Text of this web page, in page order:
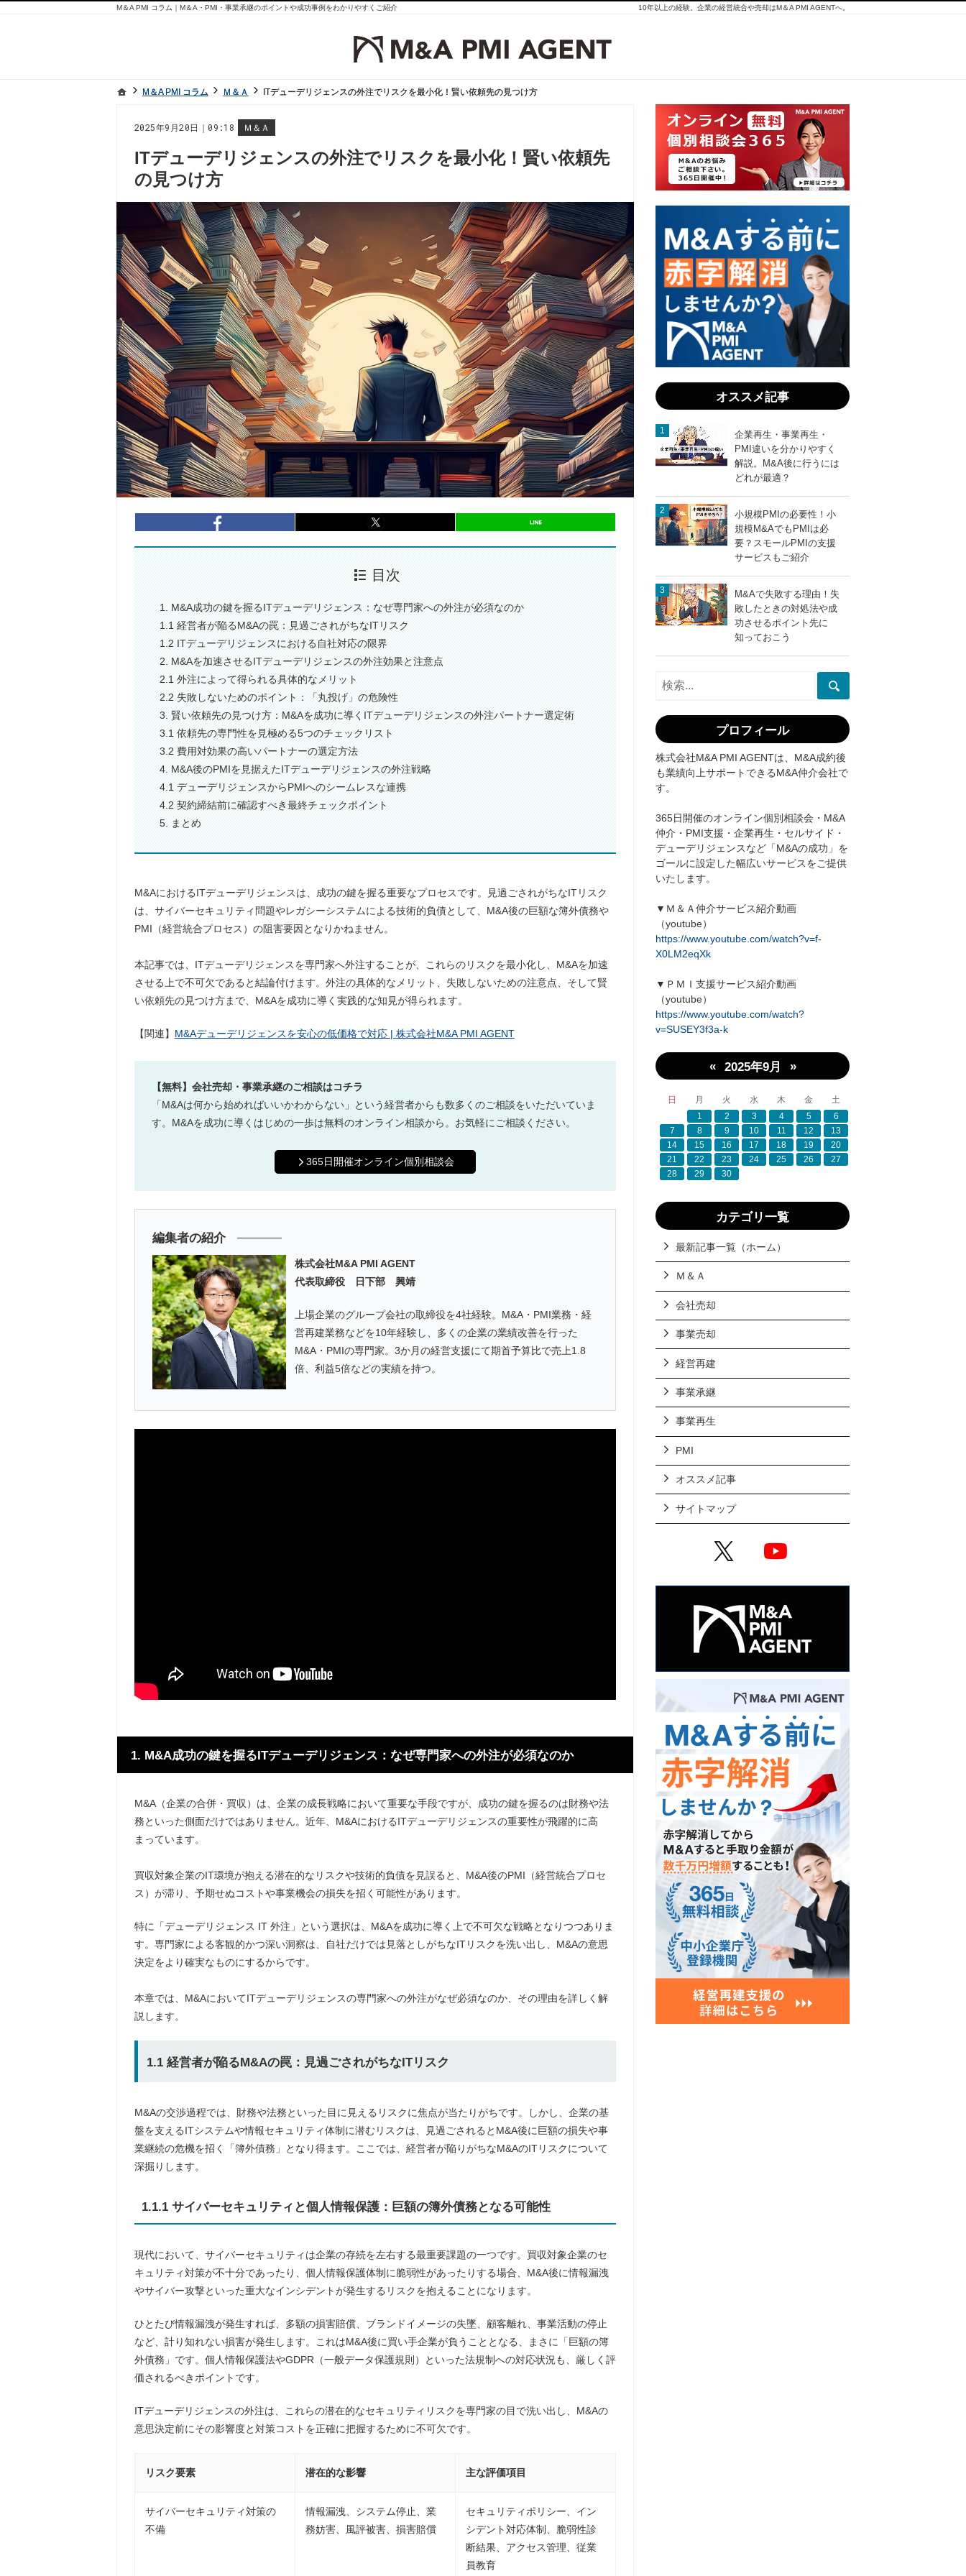
ホームM＆A PMI コラム Ｍ＆Ａ ITデューデリジェンスの外注でリスクを最小化！賢い依頼先の見つけ方
2025年9月20日｜09:18 Ｍ＆Ａ
ITデューデリジェンスの外注でリスクを最小化！賢い依頼先
の見つけ方
10年以上の経験。企業の経営統合や売却はM＆A PMI AGENTへ。
M＆A PMI コラム｜M＆A・PMI・事業承継のポイントや成功事例をわかりやすくご紹介
ITデ
ュー
デリ
ジェ
ンス
の外
注で
最小
賢い
依頼
見つ
け方
entry731シェア シェア entry731LINEで送る
目次
1. M&A成功の鍵を握るITデューデリジェンス：なぜ専門家への外注が必須なのか
1.1 経営者が陥るM&Aの罠：見過ごされがちなITリスク
1.2 ITデューデリジェンスにおける自社対応の限界
2. M&Aを加速させるITデューデリジェンスの外注効果と注意点
2.1 外注によって得られる具体的なメリット
2.2 失敗しないためのポイント：「丸投げ」の危険性
3. 賢い依頼先の見つけ方：M&Aを成功に導くITデューデリジェンスの外注パートナー選定術
3.1 依頼先の専門性を見極める5つのチェックリスト
3.2 費用対効果の高いパートナーの選定方法
4. M&A後のPMIを見据えたITデューデリジェンスの外注戦略
4.1 デューデリジェンスからPMIへのシームレスな連携
4.2 契約締結前に確認すべき最終チェックポイント
5. まとめ
M&AにおけるITデューデリジェンスは、成功の鍵を握る重要なプロセスです。見過ごされがちなITリスク
は、サイバーセキュリティ問題やレガシーシステムによる技術的負債として、M&A後の巨額な簿外債務や
PMI（経営統合プロセス）の阻害要因となりかねません。
本記事では、ITデューデリジェンスを専門家へ外注することが、これらのリスクを最小化し、M&Aを加速
させる上で不可欠であると結論付けます。外注の具体的なメリット、失敗しないための注意点、そして賢
い依頼先の見つけ方まで、M&Aを成功に導く実践的な知見が得られます。
【関連】 M&Aデューデリジェンスを安心の低価格で対応 | 株式会社M&A PMI AGENT
【無料】会社売却・事業承継のご相談はコチラ
「M&Aは何から始めればいいかわからない」という経営者からも数多くのご相談をいただいていま
す。M&Aを成功に導くはじめの一歩は無料のオンライン相談から。お気軽にご相談ください。
365日開催オンライン個別相談会
編集者の紹介
株式会社M&A PMI AGENT
代表取締役 日下部 興靖
上場企業のグループ会社の取締役を4社経験。M&A・PMI業務・経
営再建業務などを10年経験し、多くの企業の業績改善を行った
M&A・PMIの専門家。3か月の経営支援にて期首予算比で売上1.8
倍、利益5倍などの実績を持つ。
1. M&A成功の鍵を握るITデューデリジェンス：なぜ専門家への外注が必須なのか
M&A（企業の合併・買収）は、企業の成長戦略において重要な手段ですが、成功の鍵を握るのは財務や法
務といった側面だけではありません。近年、M&AにおけるITデューデリジェンスの重要性が飛躍的に高
まっています。
買収対象企業のIT環境が抱える潜在的なリスクや技術的負債を見誤ると、M&A後のPMI（経営統合プロセ
ス）が滞り、予期せぬコストや事業機会の損失を招く可能性があります。
特に「デューデリジェンス IT 外注」という選択は、M&Aを成功に導く上で不可欠な戦略となりつつありま
す。専門家による客観的かつ深い洞察は、自社だけでは見落としがちなITリスクを洗い出し、M&Aの意思
決定をより確実なものにするからです。
本章では、M&AにおいてITデューデリジェンスの専門家への外注がなぜ必須なのか、その理由を詳しく解
説します。
1.1 経営者が陥るM&Aの罠：見過ごされがちなITリスク
M&Aの交渉過程では、財務や法務といった目に見えるリスクに焦点が当たりがちです。しかし、企業の基
盤を支えるITシステムや情報セキュリティ体制に潜むリスクは、見過ごされるとM&A後に巨額の損失や事
業継続の危機を招く「簿外債務」となり得ます。ここでは、経営者が陥りがちなM&AのITリスクについて
深掘りします。
1.1.1 サイバーセキュリティと個人情報保護：巨額の簿外債務となる可能性
現代において、サイバーセキュリティは企業の存続を左右する最重要課題の一つです。買収対象企業のセ
キュリティ対策が不十分であったり、個人情報保護体制に脆弱性があったりする場合、M&A後に情報漏洩
やサイバー攻撃といった重大なインシデントが発生するリスクを抱えることになります。
ひとたび情報漏洩が発生すれば、多額の損害賠償、ブランドイメージの失墜、顧客離れ、事業活動の停止
など、計り知れない損害が発生します。これはM&A後に買い手企業が負うこととなる、まさに「巨額の簿
外債務」です。個人情報保護法やGDPR（一般データ保護規則）といった法規制への対応状況も、厳しく評
価されるべきポイントです。
ITデューデリジェンスの外注は、これらの潜在的なセキュリティリスクを専門家の目で洗い出し、M&Aの
意思決定前にその影響度と対策コストを正確に把握するために不可欠です。
リスク要素 潜在的な影響 主な評価項目
サイバーセキュリティ対策の
不備
情報漏洩、システム停止、業
務妨害、風評被害、損害賠償
セキュリティポリシー、イン
シデント対応体制、脆弱性診
断結果、アクセス管理、従業
員教育
オススメ記事
企業再生・事業再生・
PMI違いを分かりやすく
解説。M&A後に行うには
どれが最適？
小規模PMIの必要性！小
規模M&AでもPMIは必
要？スモールPMIの支援
サービスもご紹介
M&Aで失敗する理由！失
敗したときの対処法や成
功させるポイント先に
知っておこう
プロフィール
株式会社M&A PMI AGENTは、M&A成約後
も業績向上サポートできるM&A仲介会社で
す。
365日開催のオンライン個別相談会・M&A
仲介・PMI支援・企業再生・セルサイド・
デューデリジェンスなど「M&Aの成功」を
ゴールに設定した幅広いサービスをご提供
いたします。
▼Ｍ＆Ａ仲介サービス紹介動画
（youtube）
https://www.youtube.com/watch?v=f-
X0LM2eqXk
▼ＰＭＩ支援サービス紹介動画
（youtube）
https://www.youtube.com/watch?
v=SUSEY3f3a-k
« 2025年9月 »
日 月 火 水 木 金
土
1
2 3 4 5
6
7
8 9 10 11 12
13
14
15 16 17 18 19
20
21
22 23 24 25 26
27
28
29 30
カテゴリ一覧
最新記事一覧（ホーム）
Ｍ＆Ａ
会社売却
事業売却
経営再建
事業承継
事業再生
PMI
オススメ記事
サイトマップ
X
ホームM＆A PMI コラム Ｍ＆Ａ ITデューデリジェンスの外注でリスクを最小化！賢い依頼先の見つけ方